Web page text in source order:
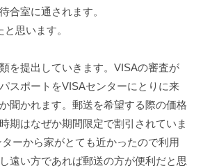
合室に通されます。
思います。
を提出していきます。VISAの審査が
スポートをVISAセンターにとりに来
聞かれます。郵送を希望する際の価格
期はなぜか期間限定で割引されていま
ーから家がとても近かったので利用
遠い方であれば郵送の方が便利だと思